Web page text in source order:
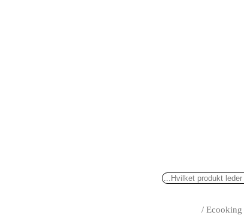
/ Ecooking